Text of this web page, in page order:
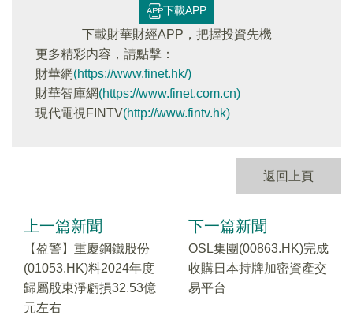
下載APP
下載財華財經APP，把握投資先機
更多精彩内容，請點擊：
財華網(https://www.finet.hk/)
財華智庫網(https://www.finet.com.cn)
現代電視FINTV(http://www.fintv.hk)
返回上頁
上一篇新聞
【盈警】重慶鋼鐵股份
(01053.HK)料2024年度
歸屬股東淨虧損32.53億
元左右
下一篇新聞
OSL集團(00863.HK)完成
收購日本持牌加密資產交
易平台